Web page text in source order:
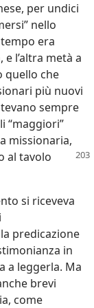
per undici
nello
era
l’altra metà a
quello che
più nuovi
sempre
“maggiori”
missionaria,
al tavolo
si riceveva
predicazione
in
a leggerla. Ma
brevi
come